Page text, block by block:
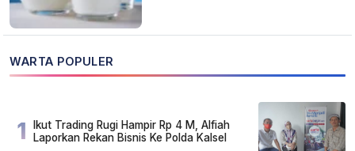
WARTA POPULER
1
Ikut Trading Rugi Hampir Rp 4 M, Alfiah
Laporkan Rekan Bisnis Ke Polda Kalsel